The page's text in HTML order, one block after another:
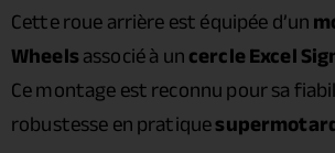
Cette roue arrière est équipée d’un
Wheelsassocié à uncercle Excel
Ce montage est reconnu pour sa
robustesse en pratique